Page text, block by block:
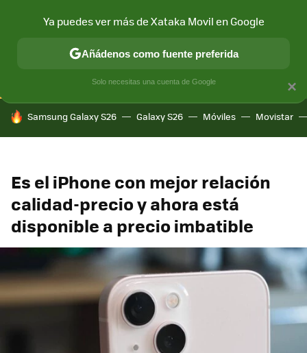
CONECTIVIDAD MÓVIL Y SOCIEDAD APLICACIONES
HOY SE HABLA DE
Samsung Galaxy S26 Galaxy S26 Móviles Movistar
Es el iPhone con mejor relación
calidad-precio y ahora está
disponible a precio imbatible
×
Ya puedes ver más de Xataka Movil en Google
Añádenos como fuente preferida
Solo necesitas una cuenta de Google